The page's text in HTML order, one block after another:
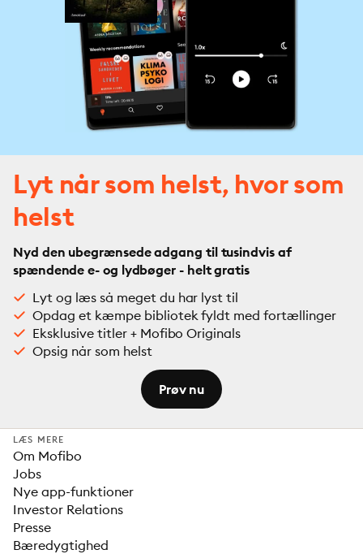
Lyt når som helst, hvor som
helst
Nyd den ubegrænsede adgang til tusindvis af
spændende e- og lydbøger - helt gratis
Lyt og læs så meget du har lyst til
Opdag et kæmpe bibliotek fyldt med fortællinger
Eksklusive titler + Mofibo Originals
Opsig når som helst
Prøv nu
LÆS MERE
Om Mofibo
Jobs
Nye app-funktioner
Investor Relations
Presse
Bæredygtighed